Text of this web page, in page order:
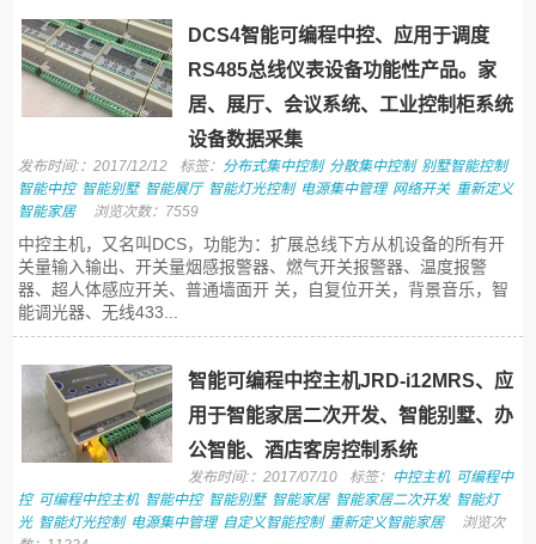
DCS4智能可编程中控、应用于调度
RS485总线仪表设备功能性产品。家
居、展厅、会议系统、工业控制柜系统
设备数据采集
发布时间:：2017/12/12 标签： 分布式集中控制 分散集中控制 别墅智能控制
智能中控 智能别墅 智能展厅 智能灯光控制 电源集中管理 网络开关 重新定义
智能家居
浏览次数：7559
中控主机，又名叫DCS，功能为：扩展总线下方从机设备的所有开
关量输入输出、开关量烟感报警器、燃气开关报警器、温度报警
器、超人体感应开关、普通墙面开 关，自复位开关，背景音乐，智
能调光器、无线433...
智能可编程中控主机JRD-i12MRS、应
用于智能家居二次开发、智能别墅、办
公智能、酒店客房控制系统
发布时间:：2017/07/10 标签： 中控主机 可编程中
控 可编程中控主机 智能中控 智能别墅 智能家居 智能家居二次开发 智能灯
光 智能灯光控制 电源集中管理 自定义智能控制 重新定义智能家居
浏览次